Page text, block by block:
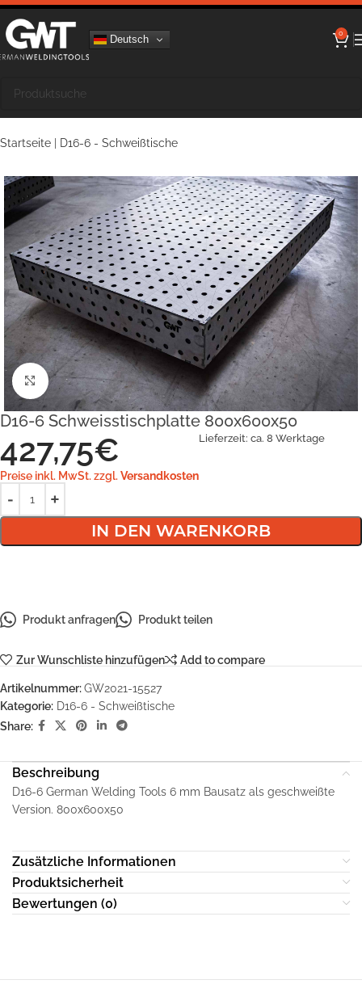
Deutsch 0
Startseite D16-6 - Schweißtische
Klick zum Vergrößern
D16-6 Schweisstischplatte 800x600x50
427,75€
Preise inkl. MwSt. zzgl.Versandkosten
Lieferzeit: ca. 8 Werktage
IN DEN WARENKORB
Produkt anfragen Produkt teilen
Zur Wunschliste hinzufügen Add to compare
Artikelnummer:GW2021-15527
Kategorie: D16-6 - Schweißtische
Share:
Beschreibung
D16-6 German Welding Tools 6 mm Bausatz als geschweißte
Version. 800x600x50
Zusätzliche Informationen
Produktsicherheit
Bewertungen (0)